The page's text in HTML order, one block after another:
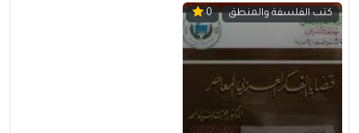
كتب الفلسفة والمنطق 0